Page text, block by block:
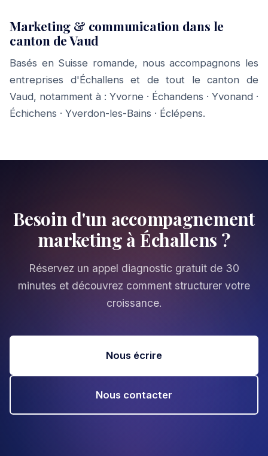
Marketing & communication dans le
canton de Vaud
Basés en Suisse romande, nous accompagnons les
entreprises d'Échallens et de tout le canton de
Vaud, notamment à : Yvorne · Échandens · Yvonand ·
Échichens · Yverdon-les-Bains · Éclépens.
Besoin d'un accompagnement
marketing à Échallens ?
Réservez un appel diagnostic gratuit de 30
minutes et découvrez comment structurer votre
croissance.
Nous écrire
Nous contacter